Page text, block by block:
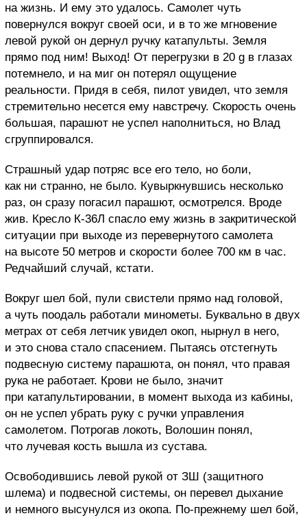
на жизнь. И ему это удалось. Самолет чуть
повернулся вокруг своей оси, и в то же мгновение
левой рукой он дернул ручку катапульты. Земля
прямо под ним! Выход! От перегрузки в 20 g в глазах
потемнело, и на миг он потерял ощущение
реальности. Придя в себя, пилот увидел, что земля
стремительно несется ему навстречу. Скорость очень
большая, парашют не успел наполниться, но Влад
сгруппировался.
Страшный удар потряс все его тело, но боли,
как ни странно, не было. Кувыркнувшись несколько
раз, он сразу погасил парашют, осмотрелся. Вроде
жив. Кресло К-36Л спасло ему жизнь в закритической
ситуации при выходе из перевернутого самолета
на высоте 50 метров и скорости более 700 км в час.
Редчайший случай, кстати.
Вокруг шел бой, пули свистели прямо над головой,
а чуть поодаль работали минометы. Буквально в двух
метрах от себя летчик увидел окоп, нырнул в него,
и это снова стало спасением. Пытаясь отстегнуть
подвесную систему парашюта, он понял, что правая
рука не работает. Крови не было, значит
при катапультировании, в момент выхода из кабины,
он не успел убрать руку с ручки управления
самолетом. Потрогав локоть, Волошин понял,
что лучевая кость вышла из сустава.
Освободившись левой рукой от ЗШ (защитного
шлема) и подвесной системы, он перевел дыхание
и немного высунулся из окопа. По-прежнему шел бой,